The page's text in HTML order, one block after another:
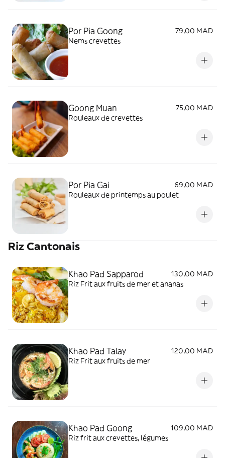
Por Pia Goong
79,00 MAD
Nems crevettes
Goong Muan
75,00 MAD
Rouleaux de crevettes
Por Pia Gai
69,00 MAD
Rouleaux de printemps au poulet
Riz Cantonais
Khao Pad Sapparod
130,00 MAD
Riz Frit aux fruits de mer et ananas
Khao Pad Talay
120,00 MAD
Riz Frit aux fruits de mer
Khao Pad Goong
109,00 MAD
Riz frit aux crevettes, légumes